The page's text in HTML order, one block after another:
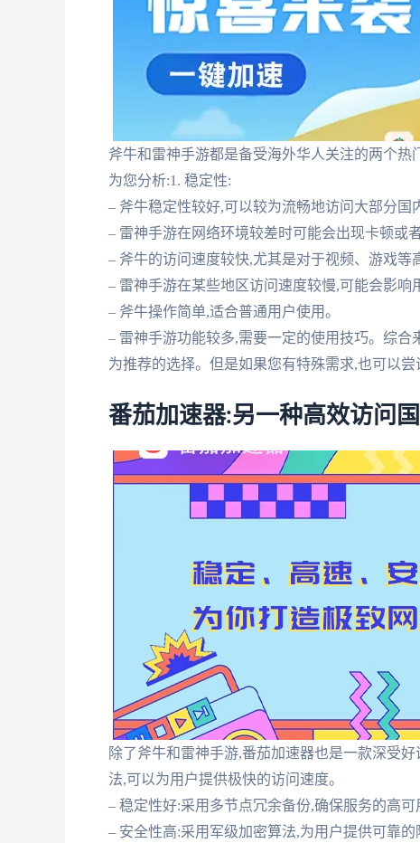
斧牛和雷神手游都是备受海外华人关注的两个
为您分析:1. 稳定性:
– 斧牛稳定性较好,可以较为流畅地访问大部分国
– 雷神手游在网络环境较差时可能会出现卡顿或
– 斧牛的访问速度较快,尤其是对于视频、游戏等
– 雷神手游在某些地区访问速度较慢,可能会影响
– 斧牛操作简单,适合普通用户使用。
– 雷神手游功能较多,需要一定的使用技巧。综
为推荐的选择。但是如果您有特殊需求,也可以尝
番茄加速器:另一种高效访问
除了斧牛和雷神手游,番茄加速器也是一款深受
法,可以为用户提供极快的访问速度。
– 稳定性好:采用多节点冗余备份,确保服务的高可
– 安全性高:采用军级加密算法,为用户提供可靠的